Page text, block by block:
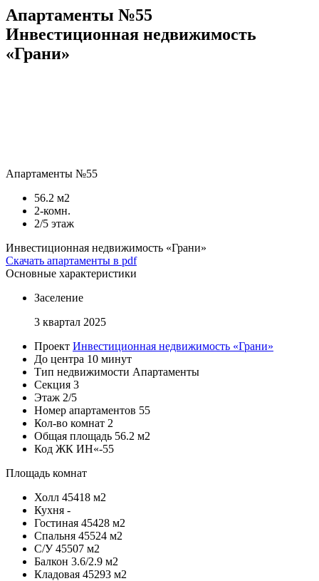
Апартаменты №55
Инвестиционная недвижимость
«Грани»
Апартаменты №55
56.2 м2
2-комн.
2/5 этаж
Инвестиционная недвижимость «Грани»
Скачать апартаменты в pdf
Основные характеристики
Заселение
3 квартал 2025
Проект Инвестиционная недвижимость «Грани»
До центра 10 минут
Тип недвижимости Апартаменты
Секция 3
Этаж 2/5
Номер апартаментов 55
Кол-во комнат 2
Общая площадь 56.2 м2
Код ЖК ИН«-55
Площадь комнат
Холл 45418 м2
Кухня -
Гостиная 45428 м2
Спальня 45524 м2
С/У 45507 м2
Балкон 3.6/2.9 м2
Кладовая 45293 м2